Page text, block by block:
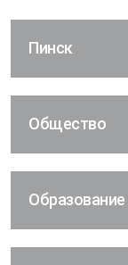
Пинск
Общество
Образование